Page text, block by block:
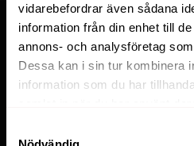
vidarebefordrar även sådana
information från din enhet till
annons- och analysföretag
Dessa kan i sin tur kombinera
information som du har
Tjänster
Webbhotell
Domäner
Managed Server
Microsoft 365 Business